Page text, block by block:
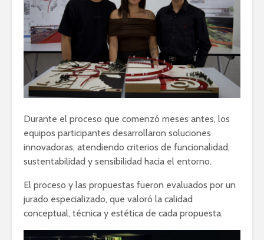
Durante el proceso que comenzó meses antes, los
equipos participantes desarrollaron soluciones
innovadoras, atendiendo criterios de funcionalidad,
sustentabilidad y sensibilidad hacia el entorno.
El proceso y las propuestas fueron evaluados por un
jurado especializado, que valoró la calidad
conceptual, técnica y estética de cada propuesta.